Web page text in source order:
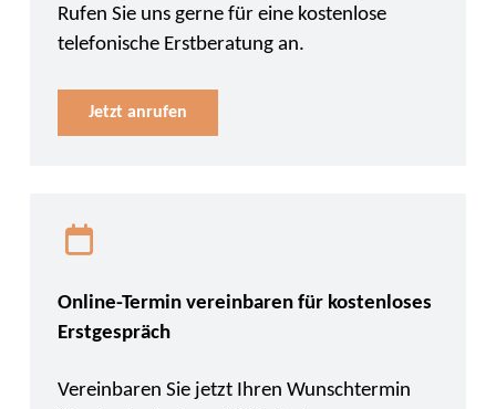
Rufen Sie uns gerne für eine kostenlose
telefonische Erstberatung an.
Jetzt anrufen
Online-Termin vereinbaren für kostenloses
Erstgespräch
Vereinbaren Sie jetzt Ihren Wunschtermin